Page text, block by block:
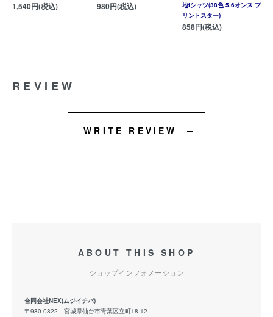
1,540円(税込) 980円(税込)
地tシャツ(38色 5.6オンス プ
リントスター)
858円(税込)
REVIEW
WRITE REVIEW
ABOUT THIS SHOP
ショップインフォメーション
合同会社NEX(ムジイチバ)
〒980-0822 宮城県仙台市青葉区立町18-12